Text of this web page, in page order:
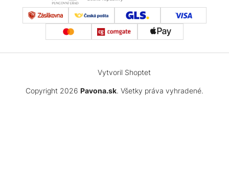
Vytvoril Shoptet
Copyright 2026 Pavona.sk. Všetky práva vyhradené.